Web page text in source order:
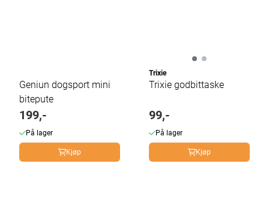
Geniun dogsport mini
bitepute
199,-
På lager
Kjøp
Trixie
Trixie godbittaske
99,-
På lager
Kjøp